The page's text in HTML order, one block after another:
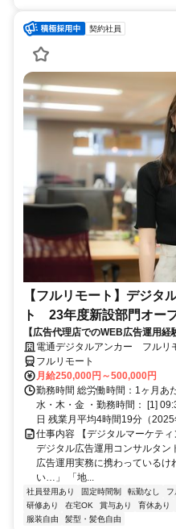
契約社員
【フルリモート】デジタ
ト 23年度新設部門オー
【広告代理店でのWEB広告運用
G／全国×完全在宅／年休126日・
電通デジタルアンカー フルリ
フルリモート
月給250,000円～500,000円
勤務時間 総労働時間：1ヶ月あ
水・木・金 ・勤務時間： [1]
日 残業月平均4時間19分（2025
仕事内容 【デジタルマーケテ
デジタル広告運用コンサルタン
広告運用実務に携わっている
い…」 「地...
社員登用あり 固定時間制 転勤なし フ
研修あり
在宅OK 賞与あり 育休あり
服装自由
髪型・髪色自由